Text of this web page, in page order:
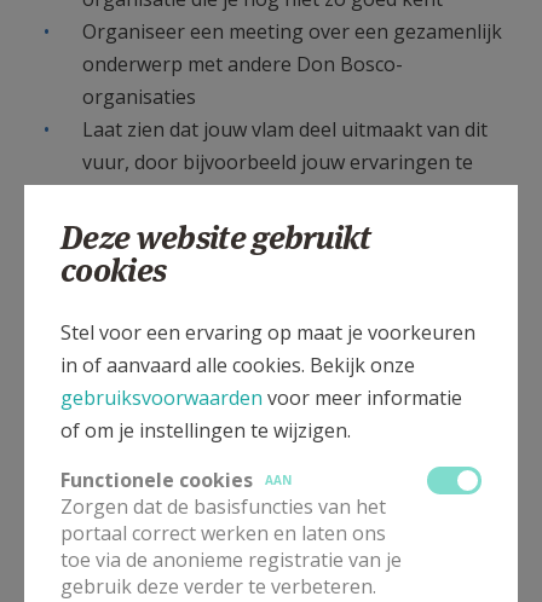
Organiseer een meeting over een gezamenlijk
onderwerp met andere Don Bosco-
organisaties
Laat zien dat jouw vlam deel uitmaakt van dit
vuur, door bijvoorbeeld jouw ervaringen te
Verspreid het vuur door campagnemateriaal
zoals posters en video's te delen
Gepubliceerd door
Deze website gebruikt
cookies
Stel voor een ervaring op maat je voorkeuren
in of aanvaard alle cookies. Bekijk onze
gebruiksvoorwaarden voor meer informatie
of om je instellingen te wijzigen.
Functionele cookies
AAN
Zorgen dat de basisfuncties van het
portaal correct werken en laten ons
toe via de anonieme registratie van je
gebruik deze verder te verbeteren.